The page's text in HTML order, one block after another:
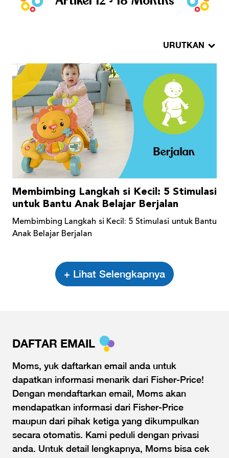
URUTKAN
Membimbing Langkah si Kecil: 5 Stimulasi
untuk Bantu Anak Belajar Berjalan
Membimbing Langkah si Kecil: 5 Stimulasi untuk Bantu
Anak Belajar Berjalan
+ Lihat Selengkapnya
DAFTAR EMAIL
Moms, yuk daftarkan email anda untuk
dapatkan informasi menarik dari Fisher-Price!
Dengan mendaftarkan email, Moms akan
mendapatkan informasi dari Fisher-Price
maupun dari pihak ketiga yang dikumpulkan
secara otomatis. Kami peduli dengan privasi
anda. Untuk detail lengkapnya, Moms bisa cek